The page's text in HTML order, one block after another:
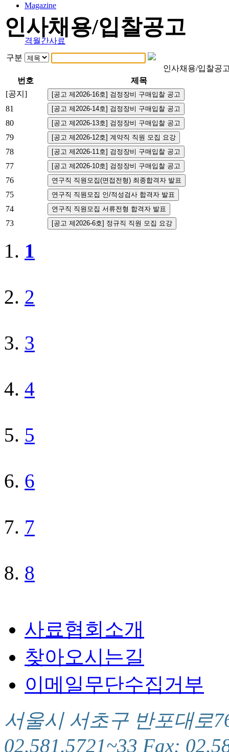
Magazine
격월간사료
인사채용/입찰공고
구분
인사채용/입찰공
번호
제목
[공지]
81
80
79
78
77
76
75
74
73
1
2
3
4
5
6
7
8
사료협회소개
찾아오시는길
이메일무단수집거부
서울시 서초구 반포대로
02.581.5721~33 Fax: